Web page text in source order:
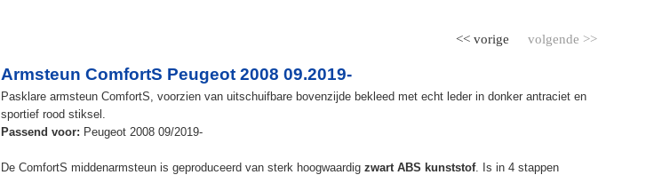
volgende >>
<< vorige
Armsteun ComfortS Peugeot 2008 09.2019-
Pasklare armsteun ComfortS, voorzien van uitschuifbare bovenzijde bekleed met echt leder in donker antraciet en
sportief rood stiksel.
Passend voor: Peugeot 2008 09/2019-
De ComfortS middenarmsteun is geproduceerd van sterk hoogwaardig zwart ABS kunststof. Is in 4 stappen